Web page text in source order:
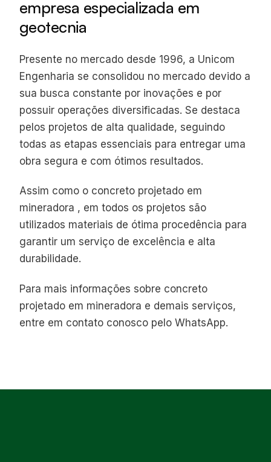
empresa especializada em
geotecnia
Presente no mercado desde 1996, a Unicom
Engenharia se consolidou no mercado devido a
sua busca constante por inovações e por
possuir operações diversificadas. Se destaca
pelos projetos de alta qualidade, seguindo
todas as etapas essenciais para entregar uma
obra segura e com ótimos resultados.
Assim como o concreto projetado em
mineradora , em todos os projetos são
utilizados materiais de ótima procedência para
garantir um serviço de excelência e alta
durabilidade.
Para mais informações sobre concreto
projetado em mineradora e demais serviços,
entre em contato conosco pelo WhatsApp.